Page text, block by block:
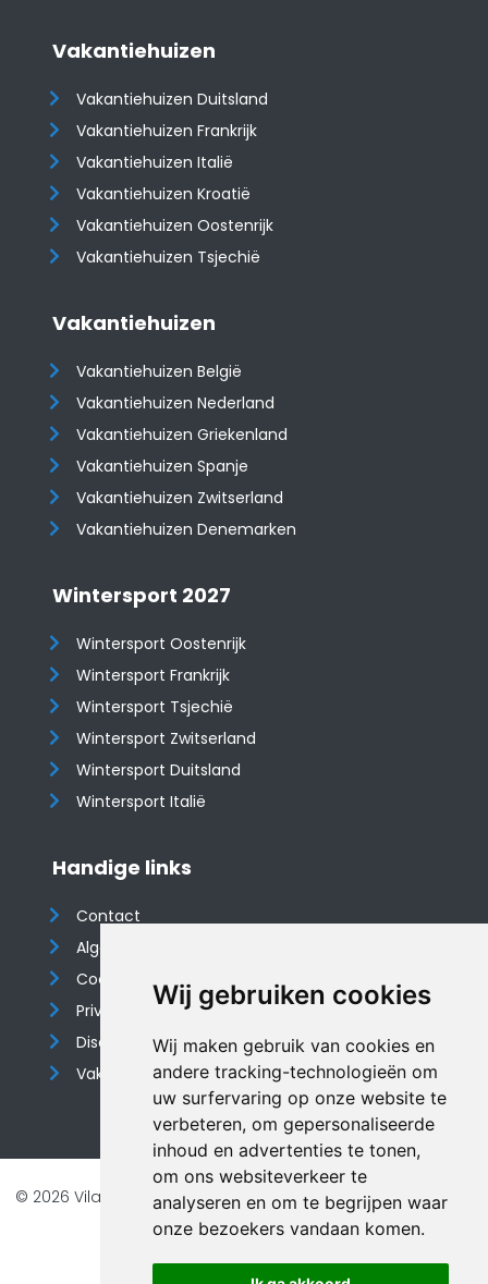
Wij gebruiken cookies
Wij maken gebruik van cookies en
andere tracking-technologieën om
uw surfervaring op onze website te
verbeteren, om gepersonaliseerde
inhoud en advertenties te tonen,
om ons websiteverkeer te
analyseren en om te begrijpen waar
onze bezoekers vandaan komen.
Vakantiehuizen
Vakantiehuizen Duitsland
Vakantiehuizen Frankrijk
Vakantiehuizen Italië
Vakantiehuizen Kroatië
​​​​​​​Vakantiehuizen Oostenrijk
Vakantiehuizen Tsjechië
Vakantiehuizen
Vakantiehuizen België
Vakantiehuizen Nederland
Vakantiehuizen Griekenland
Vakantiehuizen Spanje
​​​​​​​Vakantiehuizen Zwitserland
Vakantiehuizen Denemarken
Wintersport 2027
Wintersport Oostenrijk
Wintersport Frankrijk
Wintersport Tsjechië
Wintersport Zwitserland
Wintersport Duitsland
Wintersport Italië
Handige links
Contact
Algemene voorwaarden
Cookieverklaring
Privacyverklaring
Disclaimer
Vakantiehuis website
© 2026 Vilando Vakantiehuizen |Website door FalcoTravel
Veilig online betalen met